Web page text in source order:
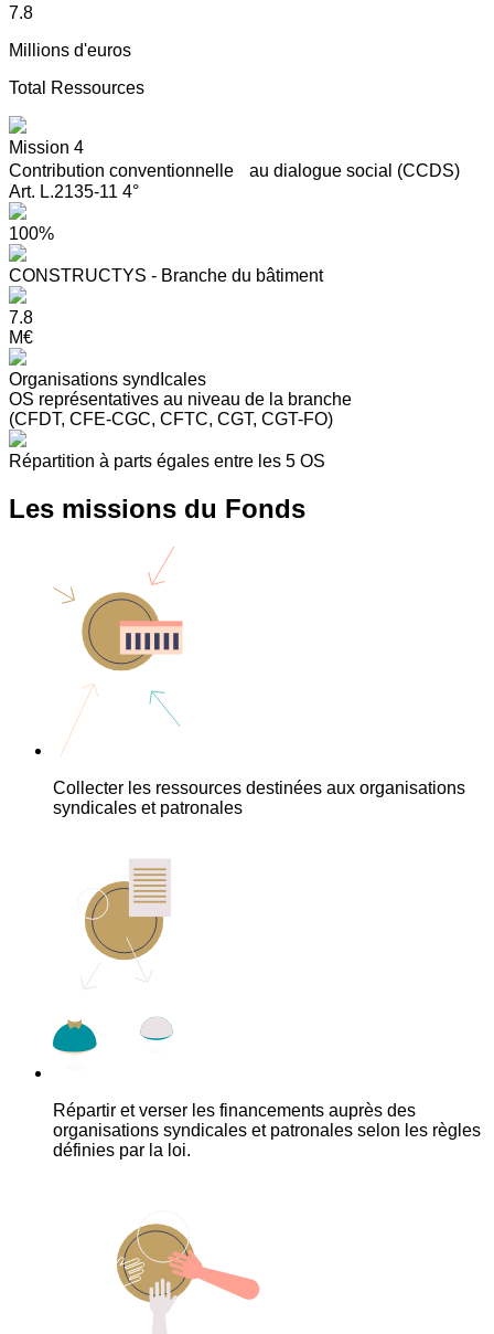
7.8
Millions d'euros
Total Ressources
Mission 4
Contribution conventionnelle au dialogue social (CCDS)
Art. L.2135-11 4°
100%
CONSTRUCTYS - Branche du bâtiment
7.8
M€
Organisations syndIcales
OS représentatives au niveau de la branche
(CFDT, CFE-CGC, CFTC, CGT, CGT-FO)
Répartition à parts égales entre les 5 OS
Les missions du Fonds
Collecter les ressources destinées aux organisations
syndicales et patronales
Répartir et verser les financements auprès des
organisations syndicales et patronales selon les règles
définies par la loi.